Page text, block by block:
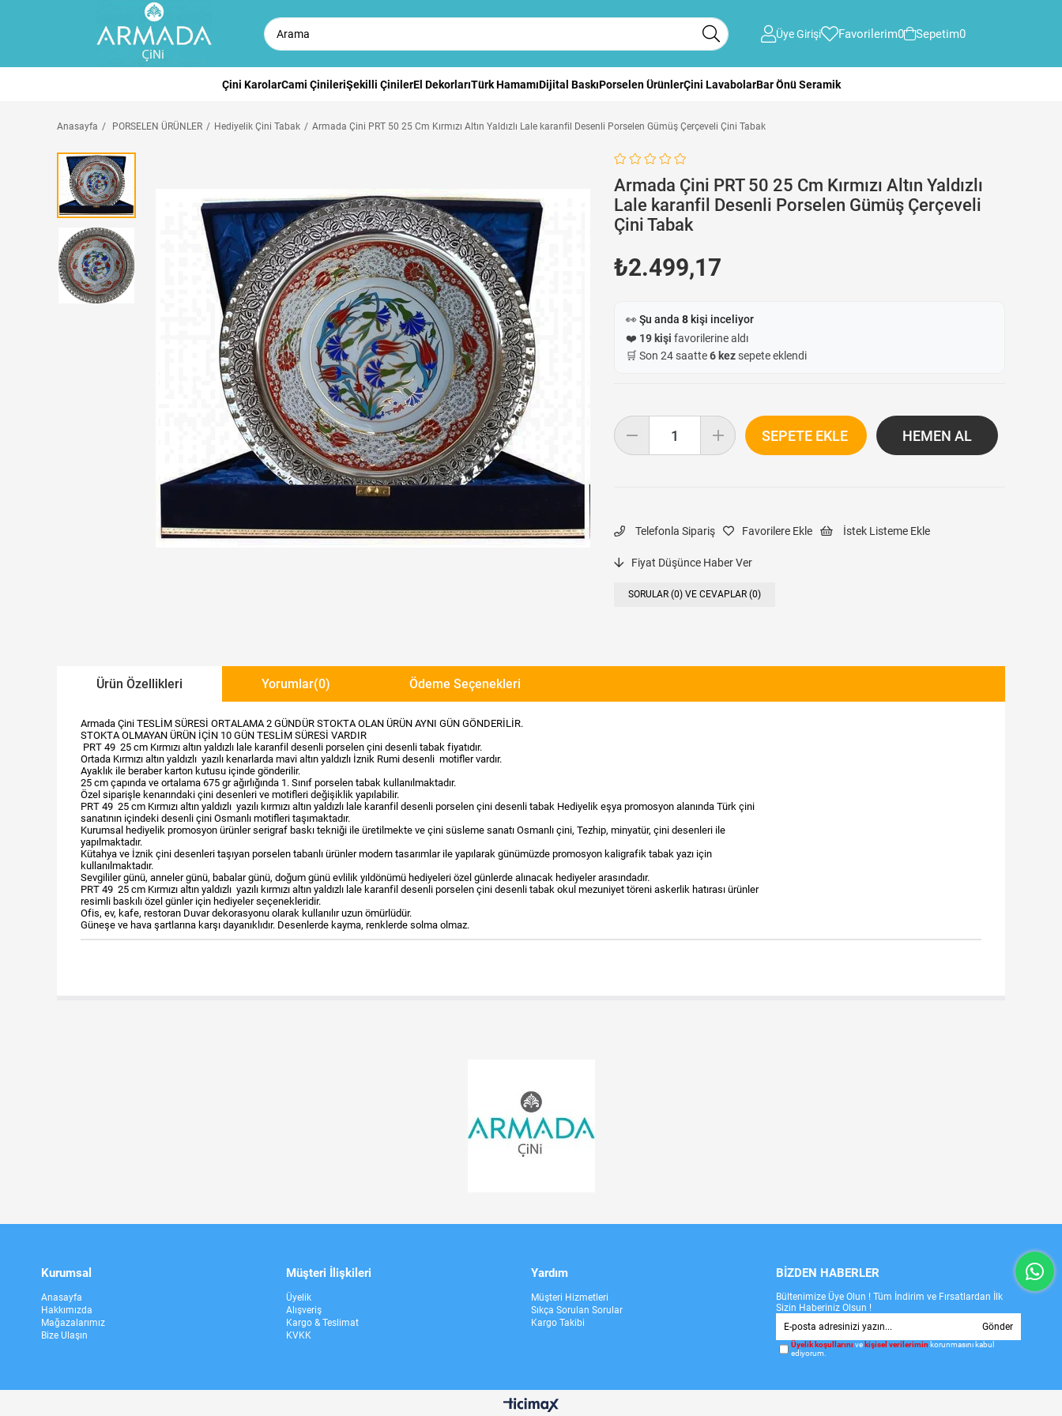
Üye Girişi Favorilerim0 Sepetim0
Çini KarolarCami ÇinileriŞekilli ÇinilerEl DekorlarıTürk HamamıDijital BaskıPorselen ÜrünlerÇini LavabolarBar Önü Seramik
Anasayfa PORSELEN ÜRÜNLER Hediyelik Çini Tabak Armada Çini PRT 50 25 Cm Kırmızı Altın Yaldızlı Lale karanfil Desenli Porselen Gümüş Çerçeveli Çini Tabak
Armada Çini PRT 50 25 Cm Kırmızı Altın Yaldızlı
Lale karanfil Desenli Porselen Gümüş Çerçeveli
Çini Tabak
₺2.499,17
👀 Şu anda 8 kişi inceliyor
❤️ 19 kişi favorilerine aldı
🛒 Son 24 saatte6 kezsepete eklendi
Telefonla Sipariş Favorilere Ekle İstek Listeme Ekle
Fiyat Düşünce Haber Ver
SORULAR (0) VE CEVAPLAR (0)
Ürün Özellikleri Yorumlar(0) Ödeme Seçenekleri
Armada Çini TESLİM SÜRESİ ORTALAMA 2 GÜNDÜR STOKTA OLAN ÜRÜN AYNI GÜN GÖNDERİLİR.
STOKTA OLMAYAN ÜRÜN İÇİN 10 GÜN TESLİM SÜRESİ VARDIR
PRT 49 25 cm Kırmızı altın yaldızlı lale karanfil desenli porselen çini desenli tabak fiyatıdır.
Ortada Kırmızı altın yaldızlı yazılı kenarlarda mavi altın yaldızlı İznik Rumi desenli motifler vardır.
Ayaklık ile beraber karton kutusu içinde gönderilir.
25 cm çapında ve ortalama 675 gr ağırlığında 1. Sınıf porselen tabak kullanılmaktadır.
Özel siparişle kenarındaki çini desenleri ve motifleri değişiklik yapılabilir.
PRT 49 25 cm Kırmızı altın yaldızlı yazılı kırmızı altın yaldızlı lale karanfil desenli porselen çini desenli tabak Hediyelik eşya promosyon alanında Türk çini
sanatının içindeki desenli çini Osmanlı motifleri taşımaktadır.
Kurumsal hediyelik promosyon ürünler serigraf baskı tekniği ile üretilmekte ve çini süsleme sanatı Osmanlı çini, Tezhip, minyatür, çini desenleri ile
yapılmaktadır.
Kütahya ve İznik çini desenleri taşıyan porselen tabanlı ürünler modern tasarımlar ile yapılarak günümüzde promosyon kaligrafik tabak yazı için
kullanılmaktadır.
Sevgililer günü, anneler günü, babalar günü, doğum günü evlilik yıldönümü hediyeleri özel günlerde alınacak hediyeler arasındadır.
PRT 49 25 cm Kırmızı altın yaldızlı yazılı kırmızı altın yaldızlı lale karanfil desenli porselen çini desenli tabak okul mezuniyet töreni askerlik hatırası ürünler
resimli baskılı özel günler için hediyeler seçenekleridir.
Ofis, ev, kafe, restoran Duvar dekorasyonu olarak kullanılır uzun ömürlüdür.
Güneşe ve hava şartlarına karşı dayanıklıdır. Desenlerde kayma, renklerde solma olmaz.
Kurumsal
Anasayfa
Hakkımızda
Mağazalarımız
Bize Ulaşın
Müşteri İlişkileri
Üyelik
Alışveriş
Kargo & Teslimat
KVKK
Yardım
Müşteri Hizmetleri
Sıkça Sorulan Sorular
Kargo Takibi
BİZDEN HABERLER
Bültenimize Üye Olun ! Tüm İndirim ve Fırsatlardan İlk
Sizin Haberiniz Olsun !
Gönder
Üyelik koşullarını ve kişisel verilerimin korunmasını kabul
ediyorum.